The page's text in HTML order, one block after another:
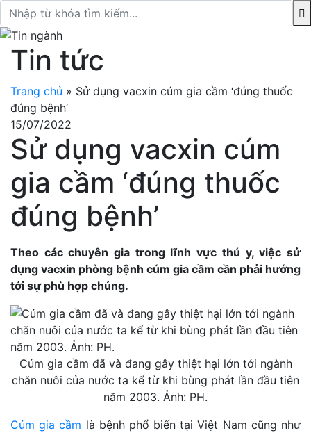
Tin tức
Trang chủ » Sử dụng vacxin cúm gia cầm ‘đúng thuốc
đúng bệnh’
15/07/2022
Sử dụng vacxin cúm
gia cầm ‘đúng thuốc
đúng bệnh’
Theo các chuyên gia trong lĩnh vực thú y, việc sử
dụng vacxin phòng bệnh cúm gia cầm cần phải hướng
tới sự phù hợp chủng.
Cúm gia cầm đã và đang gây thiệt hại lớn tới ngành
chăn nuôi của nước ta kể từ khi bùng phát lần đầu tiên
năm 2003. Ảnh: PH.
Cúm gia cầm là bệnh phổ biến tại Việt Nam cũng như